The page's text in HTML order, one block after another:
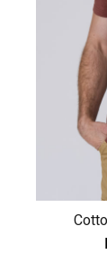
₪129.00.
₪64.90.